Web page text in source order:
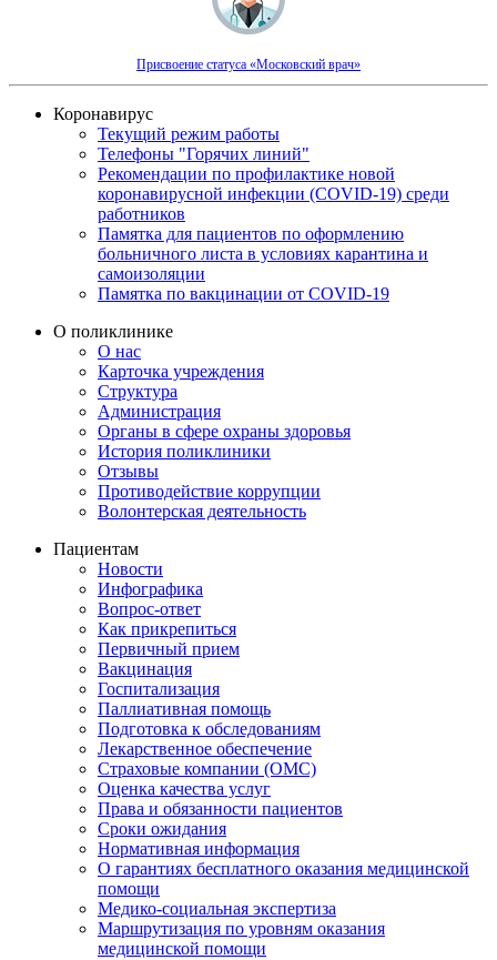
Присвоение статуса «Московский врач»
Коронавирус
Текущий режим работы
Телефоны "Горячих линий"
Рекомендации по профилактике новой
коронавирусной инфекции (COVID-19) среди
работников
Памятка для пациентов по оформлению
больничного листа в условиях карантина и
самоизоляции
Памятка по вакцинации от COVID-19
О поликлинике
О нас
Карточка учреждения
Структура
Администрация
Органы в сфере охраны здоровья
История поликлиники
Отзывы
Противодействие коррупции
Волонтерская деятельность
Пациентам
Новости
Инфографика
Вопрос-ответ
Как прикрепиться
Первичный прием
Вакцинация
Госпитализация
Паллиативная помощь
Подготовка к обследованиям
Лекарственное обеспечение
Страховые компании (ОМС)
Оценка качества услуг
Права и обязанности пациентов
Сроки ожидания
Нормативная информация
О гарантиях бесплатного оказания медицинской
помощи
Медико-социальная экспертиза
Маршрутизация по уровням оказания
медицинской помощи